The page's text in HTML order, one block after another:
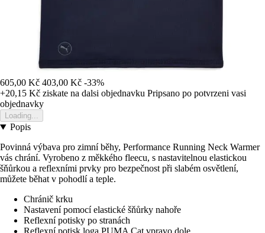
605,00 Kč 403,00 Kč -33%
+20,15 Kč ziskate na dalsi objednavku Pripsano po potvrzeni vasi
objednavky
Loading...
Popis
Povinná výbava pro zimní běhy, Performance Running Neck Warmer
vás chrání. Vyrobeno z měkkého fleecu, s nastavitelnou elastickou
šňůrkou a reflexními prvky pro bezpečnost při slabém osvětlení,
můžete běhat v pohodlí a teple.
Chránič krku
Nastavení pomocí elastické šňůrky nahoře
Reflexní potisky po stranách